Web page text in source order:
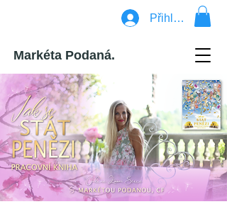
Přihlásit se
Markéta Podaná.